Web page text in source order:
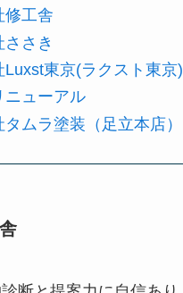
修工舎
さき
Luxst東京(ラクスト東京)
ニューアル
ムラ塗装（足立本店）